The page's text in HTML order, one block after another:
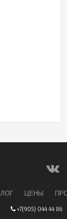
ЦЕНЫ
+7(905) 044 44 86